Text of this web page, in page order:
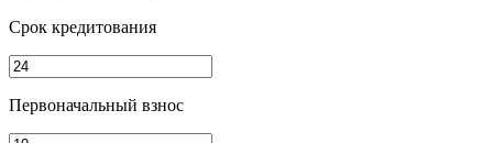
Срок кредитования
Первоначальный взнос